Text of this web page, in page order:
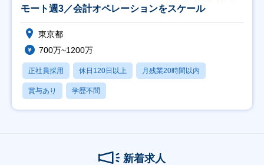
モート週3／会計オペレーションをスケール
東京都
700万~1200万
正社員採用 休日120日以上 月残業20時間以内
賞与あり 学歴不問
新着求人